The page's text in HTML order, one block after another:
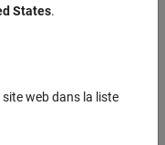
nodescopein your code
and children of this
States.
web dans la liste